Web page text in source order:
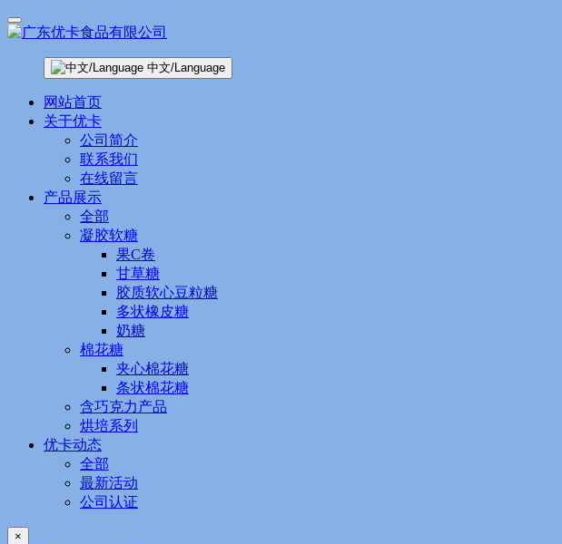
中文/Language
网站首页
关于优卡
公司简介
联系我们
在线留言
产品展示
全部
凝胶软糖
果C卷
甘草糖
胶质软心豆粒糖
多状橡皮糖
奶糖
棉花糖
夹心棉花糖
条状棉花糖
含巧克力产品
烘培系列
优卡动态
全部
最新活动
公司认证
×